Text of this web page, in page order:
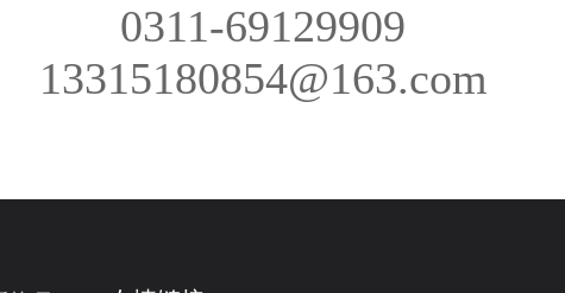
0311-69129909
13315180854@163.com